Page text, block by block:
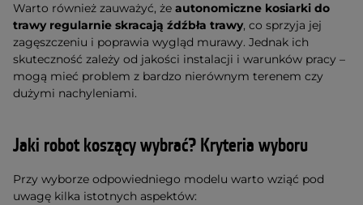
Warto również zauważyć, że autonomiczne kosiarki do
trawyregularnie skracają źdźbła trawy, co sprzyja jej
zagęszczeniu i poprawia wygląd murawy. Jednak ich
skuteczność zależy od jakości instalacji i warunków pracy –
mogą mieć problem z bardzo nierównym terenem czy
dużymi nachyleniami.
Jaki robot koszący wybrać? Kryteria wyboru
Przy wyborze odpowiedniego modelu warto wziąć pod
uwagę kilka istotnych aspektów: